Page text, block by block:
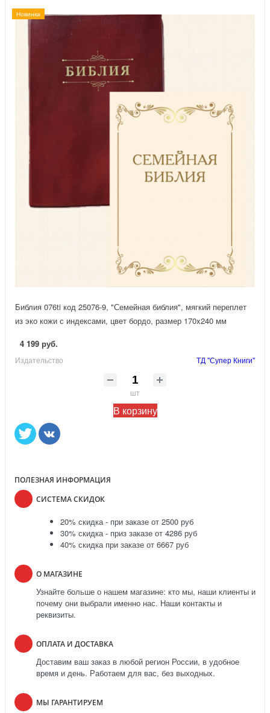
Новинка
Библия 076ti код 25076-9, "Семейная библия", мягкий переплет
из эко кожи с индексами, цвет бордо, размер 170x240 мм
4 199 руб.
Издательство ТД "Супер Книги"
шт
В корзину
ПОЛЕЗНАЯ ИНФОРМАЦИЯ
СИСТЕМА СКИДОК
20% скидка - при заказе от 2500 руб
30% скидка - приз заказе от 4286 руб
40% скидка при заказе от 6667 руб
О МАГАЗИНЕ
Узнайте больше о нашем магазине: кто мы, наши клиенты и
почему они выбрали именно нас. Наши контакты и
реквизиты.
ОПЛАТА И ДОСТАВКА
Доставим ваш заказ в любой регион России, в удобное
время и день. Работаем для вас, без выходных.
МЫ ГАРАНТИРУЕМ